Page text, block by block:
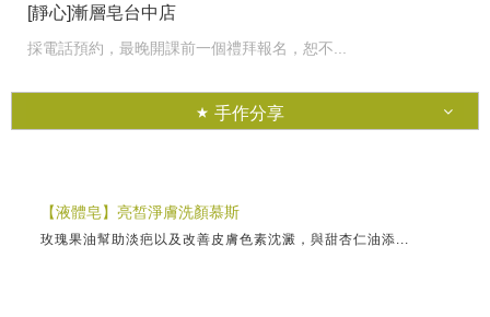
[靜心]漸層皂台中店
採電話預約，最晚開課前一個禮拜報名，恕不...
手作分享
【液體皂】亮皙淨膚洗顏慕斯
玫瑰果油幫助淡疤以及改善皮膚色素沈澱，與甜杏仁油添...